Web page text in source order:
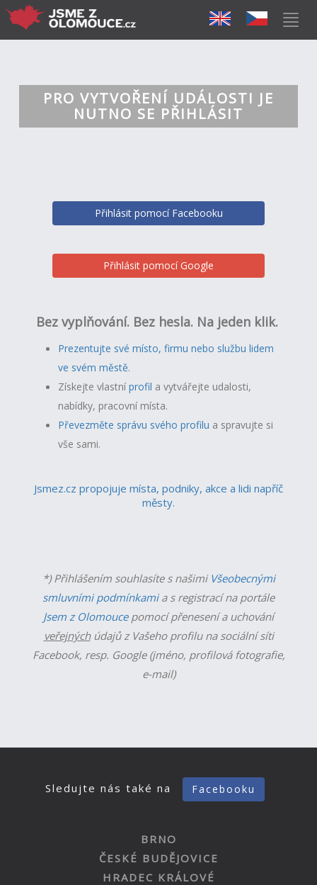
PRO VYTVOŘENÍ UDÁLOSTI JE
NUTNO SE PŘIHLÁSIT
Přihlásit pomocí Facebooku
Přihlásit pomocí Google
Bez vyplňování. Bez hesla. Na jeden klik.
Prezentujte své místo, firmu nebo službu lidem
ve svém městě.
Získejte vlastníprofil a vytvářejte udalosti,
nabídky, pracovní místa.
Převezměte správu svého profilu a spravujte si
vše sami.
Jsmez.cz propojuje místa, podniky, akce a lidi napříč
městy.
*) Přihlášením souhlasíte s našimi Všeobecnými
smluvními podmínkamia s registrací na portále
Jsem z Olomoucepomocí přenesení a uchování
veřejnýchúdajů z Vašeho profilu na sociální síti
Facebook, resp. Google (jméno, profilová fotografie,
e-mail)
Sledujte nás také na Facebooku
BRNO
ČESKÉ BUDĚJOVICE
HRADEC KRÁLOVÉ